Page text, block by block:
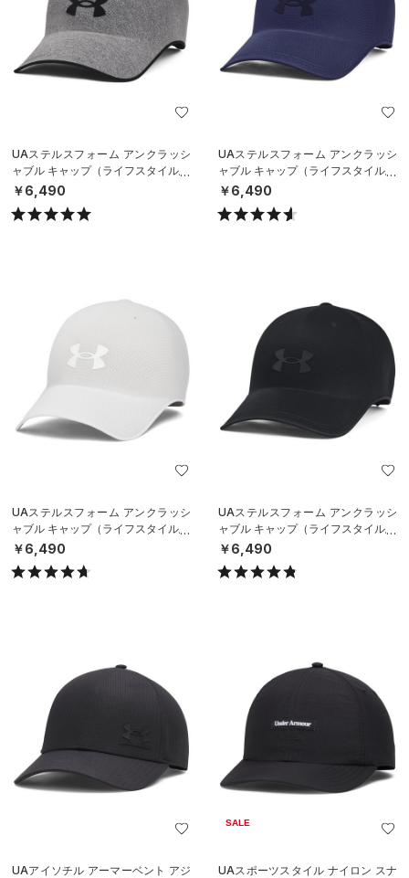
UAステルスフォーム アンクラッシ
ャブル キャップ（ライフスタイル/U
NISEX）
￥6,490
UAステルスフォーム アンクラッシ
ャブル キャップ（ライフスタイル/U
NISEX）
￥6,490
UAステルスフォーム アンクラッシ
ャブル キャップ（ライフスタイル/U
NISEX）
￥6,490
UAステルスフォーム アンクラッシ
ャブル キャップ（ライフスタイル/U
NISEX）
￥6,490
UAアイソチル アーマーベント アジ
SALE
UAスポーツスタイル ナイロン スナ